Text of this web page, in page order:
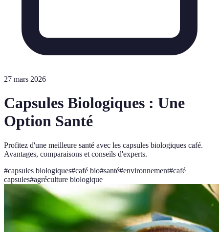
27 mars 2026
Capsules Biologiques : Une
Option Santé
Profitez d'une meilleure santé avec les capsules biologiques café.
Avantages, comparaisons et conseils d'experts.
#capsules biologiques#café bio#santé#environnement#café
capsules#agréculture biologique